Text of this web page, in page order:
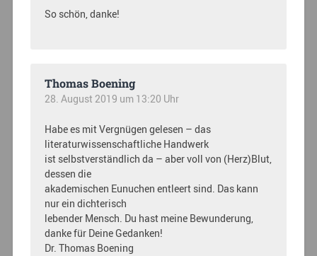
So schön, danke!
Thomas Boening
28. August 2019 um 13:20 Uhr
Habe es mit Vergnügen gelesen – das
literaturwissenschaftliche Handwerk
ist selbstverständlich da – aber voll von (Herz)Blut,
dessen die
akademischen Eunuchen entleert sind. Das kann
nur ein dichterisch
lebender Mensch. Du hast meine Bewunderung,
danke für Deine Gedanken!
Dr. Thomas Boening